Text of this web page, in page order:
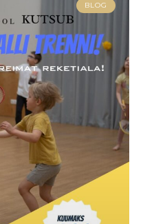
BLOG